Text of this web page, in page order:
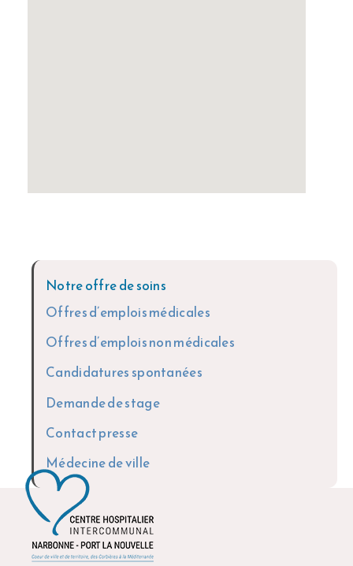
Notre offre de soins
Offres d’emplois médicales
Offres d’emplois non médicales
Candidatures spontanées
Demande de stage
Contact presse
Médecine de ville